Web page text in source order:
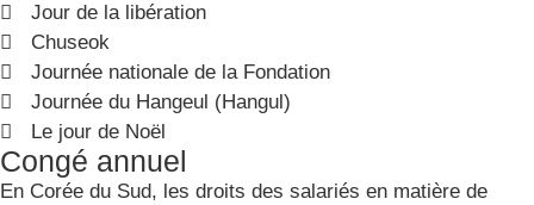
Jour de la libération
Chuseok
Journée nationale de la Fondation
Journée du Hangeul (Hangul)
Le jour de Noël
Congé annuel
En Corée du Sud, les droits des salariés en matière de